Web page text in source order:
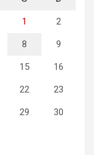
1 2
8 9
15 16
22 23
29 30